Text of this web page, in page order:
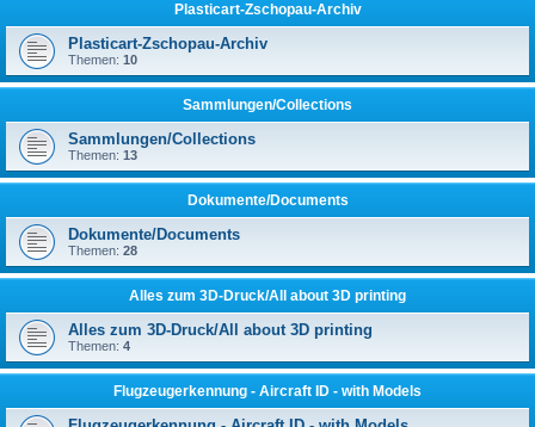
Plasticart-Zschopau-Archiv
Plasticart-Zschopau-Archiv
Themen: 10
Sammlungen/Collections
Sammlungen/Collections
Themen: 13
Dokumente/Documents
Dokumente/Documents
Themen: 28
Alles zum 3D-Druck/All about 3D printing
Alles zum 3D-Druck/All about 3D printing
Themen: 4
Flugzeugerkennung - Aircraft ID - with Models